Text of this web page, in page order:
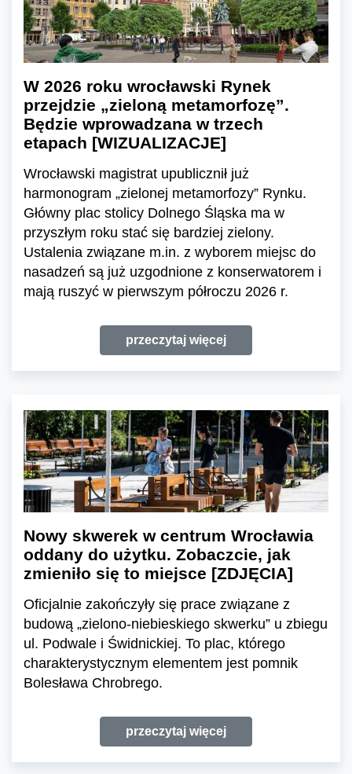
W 2026 roku wrocławski Rynek
przejdzie „zieloną metamorfozę”.
Będzie wprowadzana w trzech
etapach [WIZUALIZACJE]
Wrocławski magistrat upublicznił już
harmonogram „zielonej metamorfozy” Rynku.
Główny plac stolicy Dolnego Śląska ma w
przyszłym roku stać się bardziej zielony.
Ustalenia związane m.in. z wyborem miejsc do
nasadzeń są już uzgodnione z konserwatorem i
mają ruszyć w pierwszym półroczu 2026 r.
przeczytaj więcej
Nowy skwerek w centrum Wrocławia
oddany do użytku. Zobaczcie, jak
zmieniło się to miejsce [ZDJĘCIA]
Oficjalnie zakończyły się prace związane z
budową „zielono-niebieskiego skwerku” u zbiegu
ul. Podwale i Świdnickiej. To plac, którego
charakterystycznym elementem jest pomnik
Bolesława Chrobrego.
przeczytaj więcej